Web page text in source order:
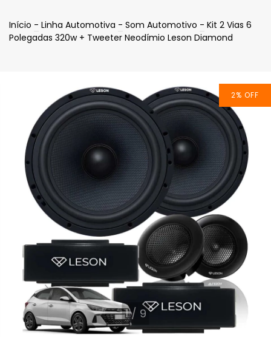
Início - Linha Automotiva - Som Automotivo - Kit 2 Vias 6
Polegadas 320w + Tweeter Neodímio Leson Diamond
2% OFF
1/ 9